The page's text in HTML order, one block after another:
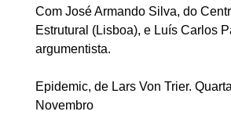
Com José Armando Silva, do
Estrutural (Lisboa), e Luís Carlos
argumentista.
Epidemic, de Lars Von Trier.
Novembro